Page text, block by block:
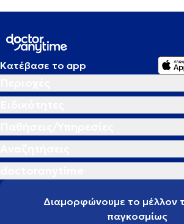
Κατέβασε το app
Διαμορφώνουμε το μέλλον
παγκοσμίως